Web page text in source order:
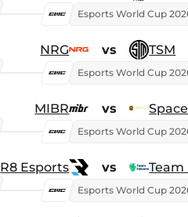
Esports World Cup
NRG vs TSM
Esports World Cup
MIBR vs
Esports World Cup
R8 Esports vs Team
Esports World Cup